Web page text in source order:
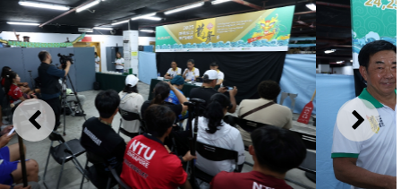
上一則 下一